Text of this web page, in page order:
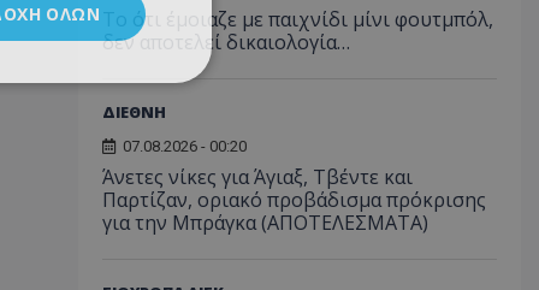
Το ότι έμοιαζε με παιχνίδι μίνι φουτμπόλ,
δεν αποτελεί δικαιολογία…
ΔΙΕΘΝΗ
07.08.2026 - 00:20
Άνετες νίκες για Άγιαξ, Τβέντε και
Παρτίζαν, οριακό προβάδισμα πρόκρισης
για την Μπράγκα (ΑΠΟΤΕΛΕΣΜΑΤΑ)
ΌΛΩΝ